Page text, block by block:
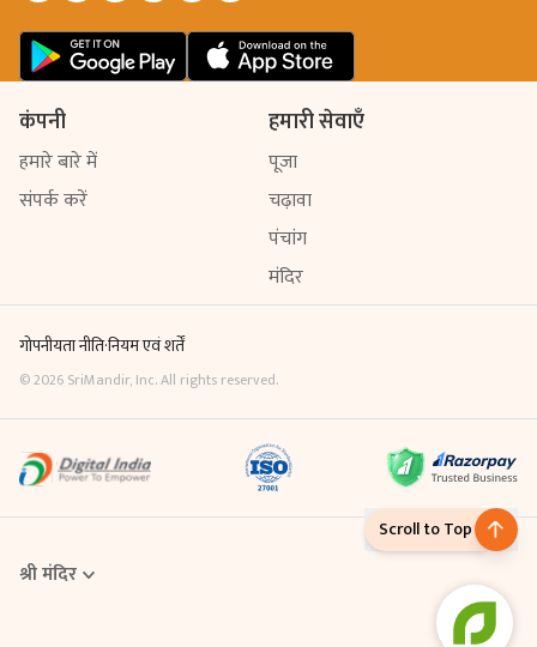
कंपनी
हमारे बारे में
संपर्क करें
हमारी सेवाएँ
पूजा
चढ़ावा
पंचांग
मंदिर
गोपनीयता नीति·नियम एवं शर्तें
©2026 SriMandir, Inc. All rights reserved.
श्री मंदिर
Online Puja एक डिजिटल सेवा है, जिसके माध्यम से आप घर बैठे ही मंदिर में विधि-
Scroll to Top